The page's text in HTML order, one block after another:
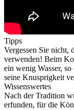
Tipps
Vergessen Sie nicht,
verwenden! Beim
ein wenig Wasser,
seine Knusprigkeit
Wissenswertes
Nach der Tradition
erfunden, für die